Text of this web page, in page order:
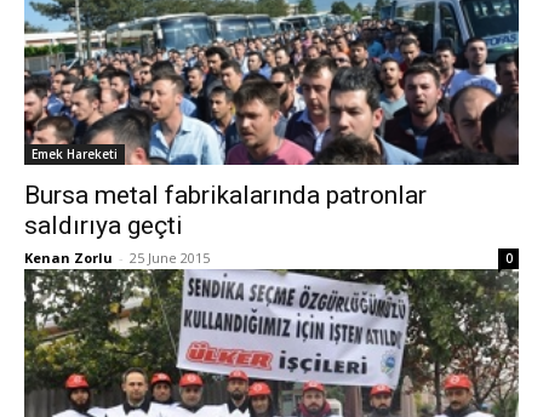
Emek Hareketi
Bursa metal fabrikalarında patronlar
saldırıya geçti
Kenan Zorlu - 25 June 2015 0